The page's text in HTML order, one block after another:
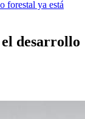
forestal ya está
desarrollo